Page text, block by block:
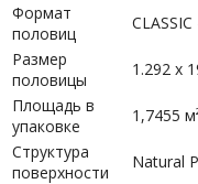
Формат
половиц
Размер
половицы
1.292 x
Площадь в
упаковке
1,7455
Структура
поверхности
Natural